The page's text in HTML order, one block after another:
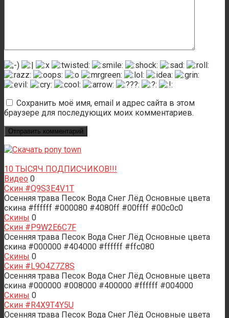
Сохранить моё имя, email и адрес сайта в этом
браузере для последующих моих комментариев.
10 ТЫСЯЧ ПОДПИСЧИКОВ!!!
Видео 0
Скин #Q9S3E4V1T
Осенняя трава Песок Вода Снег Лёд Основные цвета
скина #ffffff #000080 #4080ff #00ffff #00c0c0
Скины 0
Скин #P9W2E6C7F
Осенняя трава Песок Вода Снег Лёд Основные цвета
скина #000000 #404000 #ffffff #ffc080
Скины 0
Скин #L9O4Z7Z8S
Осенняя трава Песок Вода Снег Лёд Основные цвета
скина #000000 #008000 #400000 #ffffff #004000
Скины 0
Скин #R4X9T4Y5U
Осенняя трава Песок Вода Снег Лёд Основные цвета